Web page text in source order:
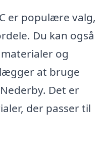
er populære valg,
Du kan også
og
at bruge
Det er
der passer til